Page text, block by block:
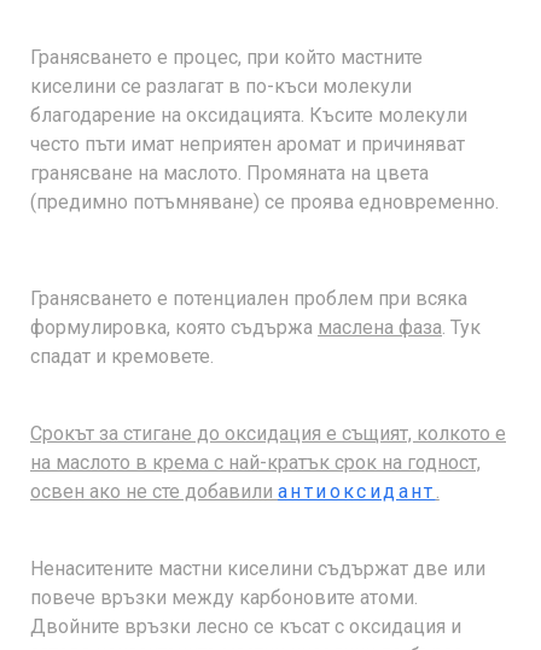
Гранясването е процес, при който мастните
киселини се разлагат в по-къси молекули
благодарение на оксидацията. Късите молекули
често пъти имат неприятен аромат и причиняват
гранясване на маслото. Промяната на цвета
(предимно потъмняване) се проява едновременно.
Гранясването е потенциален проблем при всяка
формулировка, която съдържа маслена фаза. Тук
спадат и кремовете.
Срокът за стигане до оксидация е същият, колкото е
на маслото в крема с най-кратък срок на годност,
освен ако не сте добавили антиоксидант .
Ненаситените мастни киселини съдържат две или
повече връзки между карбоновите атоми.
Двойните връзки лесно се късат с оксидация и